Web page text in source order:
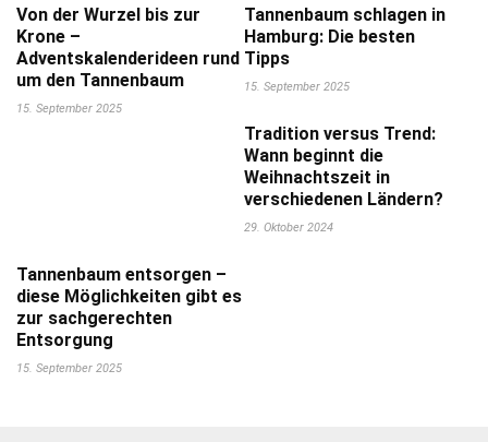
Von der Wurzel bis zur
Krone –
Adventskalenderideen rund
um den Tannenbaum
15. September 2025
Tannenbaum schlagen in
Hamburg: Die besten
Tipps
15. September 2025
Tradition versus Trend:
Wann beginnt die
Weihnachtszeit in
verschiedenen Ländern?
29. Oktober 2024
Tannenbaum entsorgen –
diese Möglichkeiten gibt es
zur sachgerechten
Entsorgung
15. September 2025